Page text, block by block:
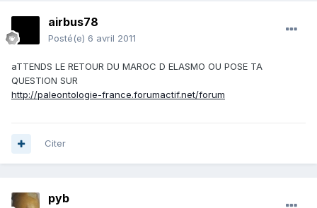
airbus78
Posté(e) 6 avril 2011
aTTENDS LE RETOUR DU MAROC D ELASMO OU POSE TA
QUESTION SUR
http://paleontologie-france.forumactif.net/forum
Citer
pyb